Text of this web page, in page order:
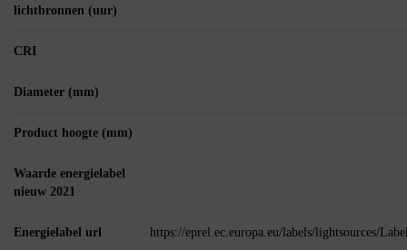
lichtbronnen (uur)
CRI
Diameter (mm)
Product hoogte (mm)
Waarde energielabel
nieuw 2021
Energielabel url https://eprel.ec.europa.eu/labels/lightsources/